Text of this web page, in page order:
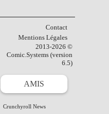
Contact
Mentions Légales
2013-2026 ©
Comic.Systems (version
6.5)
AMIS
Crunchyroll News